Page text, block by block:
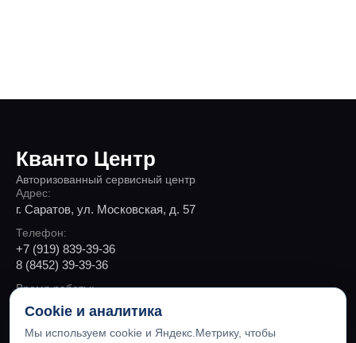
Кванто Центр
Авторизованный сервисный центр
Адрес:
г. Саратов, ул. Московская, д. 57
Телефон:
+7 (919) 839-39-36
8 (8452) 39-39-36
Время работы:
Пн-Пт 9:00 - 19:00, Сб 10:00 - 18:00
Cookie и аналитика
Мы используем cookie и Яндекс.Метрику, чтобы